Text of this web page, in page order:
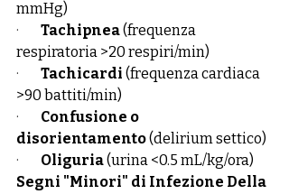
mmHg)
· Tachipnea (frequenza
respiratoria >20 respiri/min)
· Tachicardi (frequenza cardiaca
>90 battiti/min)
· Confusione o
disorientamento (delirium settico)
· Oliguria (urina <0.5 mL/kg/ora)
Segni "Minori" di Infezione Della